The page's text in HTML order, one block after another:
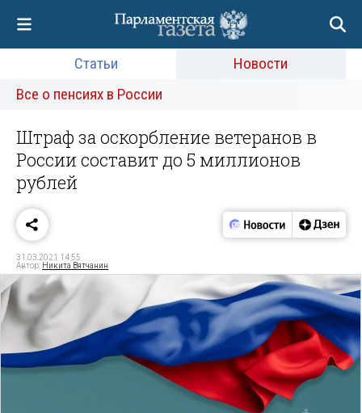
Статьи
Новости
Все о пенсиях в России
Штраф за оскорбление ветеранов в
России составит до 5 миллионов
рублей
31.03.2021 14:55
Автор: Никита Вятчанин